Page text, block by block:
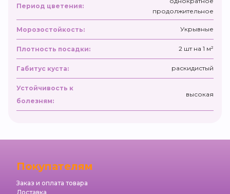
Период цветения:
продолжительное
Морозостойкость: Укрывные
Плотность посадки: 2 шт на 1 м²
Габитус куста: раскидистый
Устойчивость к
болезням:
высокая
Покупателям
Заказ и оплата товара
Доставка